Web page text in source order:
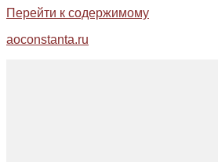
Перейти к содержимому
aoconstanta.ru